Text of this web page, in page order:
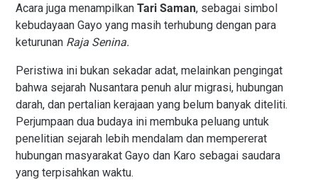
Acara juga menampilkan Tari Saman, sebagai simbol
kebudayaan Gayo yang masih terhubung dengan para
keturunan Raja Senina.
Peristiwa ini bukan sekadar adat, melainkan pengingat
bahwa sejarah Nusantara penuh alur migrasi, hubungan
darah, dan pertalian kerajaan yang belum banyak diteliti.
Perjumpaan dua budaya ini membuka peluang untuk
penelitian sejarah lebih mendalam dan mempererat
hubungan masyarakat Gayo dan Karo sebagai saudara
yang terpisahkan waktu.